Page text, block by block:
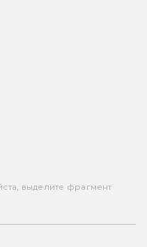
выделите фрагмент